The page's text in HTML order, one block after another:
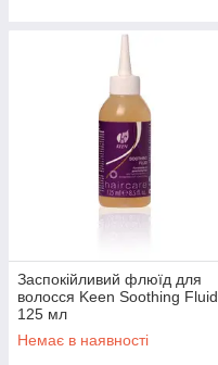
Заспокійливий флюїд для
волосся Keen Soothing Fluid
125 мл
Немає в наявності